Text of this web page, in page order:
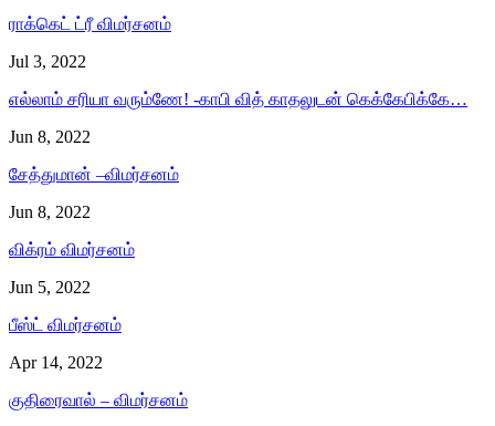
ராக்கெட் ட்ரீ விமர்சனம்
Jul 3, 2022
எல்லாம் சரியா வரும்ணே! -காபி வித் காதலுடன் கெக்கேபிக்கே…
Jun 8, 2022
சேத்துமான் –விமர்சனம்
Jun 8, 2022
விக்ரம் விமர்சனம்
Jun 5, 2022
பீஸ்ட் விமர்சனம்
Apr 14, 2022
குதிரைவால் – விமர்சனம்